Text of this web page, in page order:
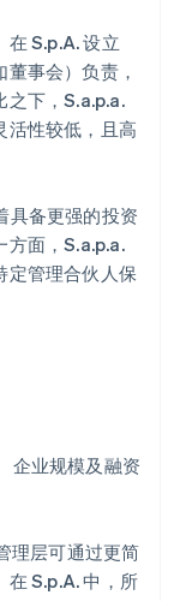
S.p.A. 设立
事会）负责，
之下，S.a.p.a.
活性较低，且高
具备更强的投资
方面，S.a.p.a.
定管理合伙人保
企业规模及融资
理层可通过更简
S.p.A. 中，所